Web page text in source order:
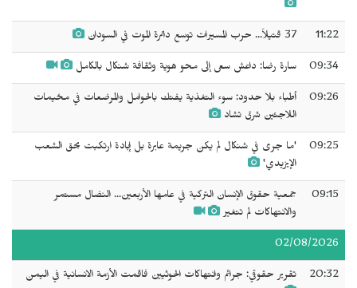
11:22 37 قتيلاً... حرب المسيرات توسع دائرة الموت في السودان
09:34 سارة رضا: داعش سعى إلى محو هوية وثقافة شنكال بالكامل
09:26
أطباء بلا حدود: سوء التغذية يفتك بالحوامل والمرضعات في مخيمات
اللاجئين شرق تشاد
09:25
'ما جرى في شنكال لم يكن جريمة عابرة بل إبادة ارتكبت بحق الشعب
الإيزيدي'
09:15
جمعية حقوق الإنسان التركية في عامها الأربعين... النضال مستمر
والانتهاكات لم تتغير
02/08/2026
20:32 تقرير حقوقي: جرائم وانتهاكات الحوثيين فاقمت الأزمة الانسانية في اليمن